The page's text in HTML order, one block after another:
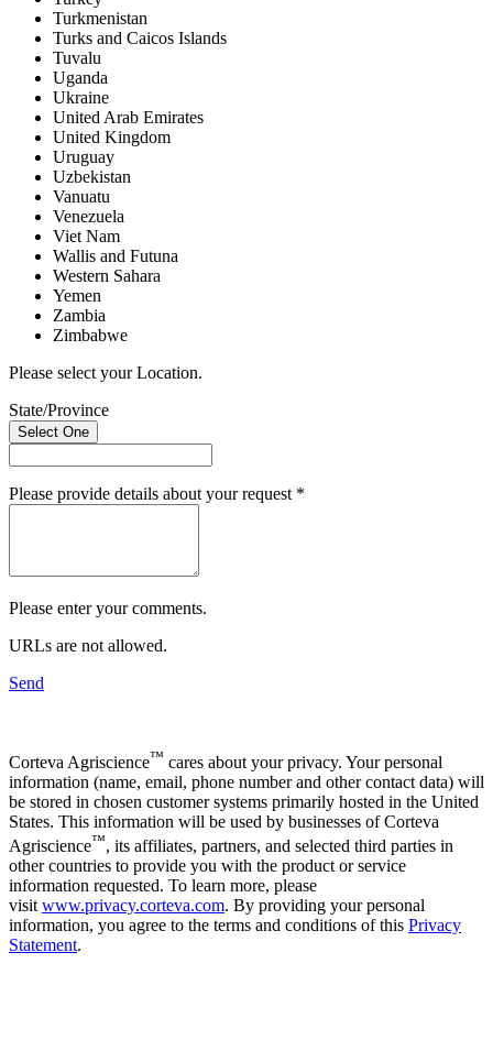
Turkmenistan
Turks and Caicos Islands
Tuvalu
Uganda
Ukraine
United Arab Emirates
United Kingdom
Uruguay
Uzbekistan
Vanuatu
Venezuela
Viet Nam
Wallis and Futuna
Western Sahara
Yemen
Zambia
Zimbabwe
Please select your Location.
State/Province
Select One
Please provide details about your request *
Please enter your comments.
URLs are not allowed.
Send
Corteva Agriscience™ cares about your privacy. Your personal
information (name, email, phone number and other contact data) will
be stored in chosen customer systems primarily hosted in the United
States. This information will be used by businesses of Corteva
Agriscience™, its affiliates, partners, and selected third parties in
other countries to provide you with the product or service
information requested. To learn more, please
visit www.privacy.corteva.com. By providing your personal
information, you agree to the terms and conditions of this Privacy
Statement.